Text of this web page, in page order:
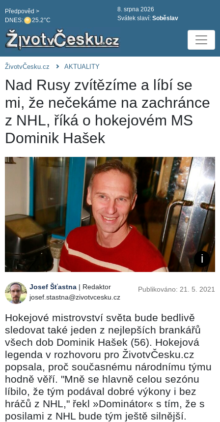
DNES: 25.2°C
Předpověd >
8. srpna 2026
Svátek slaví: Soběslav
ŽivotvČesku.cz AKTUALITY
Nad Rusy zvítězíme a líbí se
mi, že nečekáme na zachránce
z NHL, říká o hokejovém MS
Dominik Hašek
Josef Šťastna | Redaktor
josef.stastna@zivotvcesku.cz
Publikováno: 21. 5. 2021
Hokejové mistrovství světa bude bedlivě
sledovat také jeden z nejlepších brankářů
všech dob Dominik Hašek (56). Hokejová
legenda v rozhovoru pro ŽivotvČesku.cz
popsala, proč současnému národnímu týmu
hodně věří. "Mně se hlavně celou sezónu
líbilo, že tým podával dobré výkony i bez
hráčů z NHL," řekl »Dominátor« s tím, že s
posilami z NHL bude tým ještě silnější.